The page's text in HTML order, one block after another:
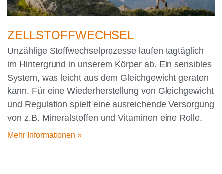
ZELLSTOFFWECHSEL
Unzählige Stoffwechselprozesse laufen tagtäglich
im Hintergrund in unserem Körper ab. Ein sensibles
System, was leicht aus dem Gleichgewicht geraten
kann. Für eine Wiederherstellung von Gleichgewicht
und Regulation spielt eine ausreichende Versorgung
von z.B. Mineralstoffen und Vitaminen eine Rolle.
Mehr Informationen »